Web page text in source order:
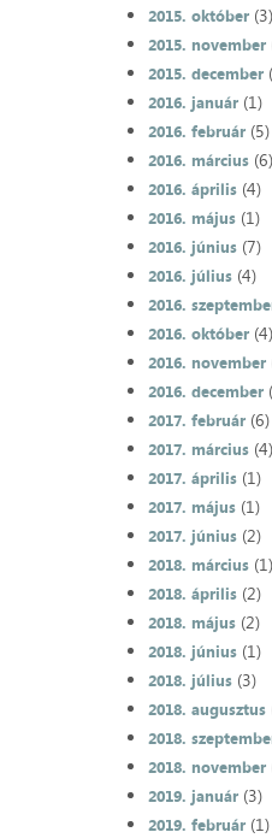
2015. október(3)
2015. november
2015. december
2016. január(1)
2016. február(5)
2016. március(6)
2016. április(4)
2016. május(1)
2016. június(7)
2016. július(4)
2016.
2016. október(4)
2016. november
2016. december
2017. február(6)
2017. március(4)
2017. április(1)
2017. május(1)
2017. június(2)
2018. március(1)
2018. április(2)
2018. május(2)
2018. június(1)
2018. július(3)
2018. augusztus
2018.
2018. november
2019. január(3)
2019. február(1)